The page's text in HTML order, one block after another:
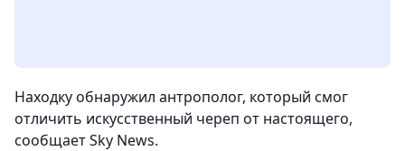
Находку обнаружил антрополог, который смог
отличить искусственный череп от настоящего,
сообщает Sky News.